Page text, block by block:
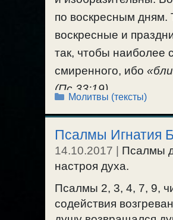
по воскресным дням.
воскресные и
так, чтобы наиболее
смиренного, ибо
(Пс.33:19).
Рубрики
Молитвы (тексты)
Псалмы Игнатия
14.10.2017
Псалмы
настроя духа.
Псалмы 2, 3, 4, 7, 9,
содействия